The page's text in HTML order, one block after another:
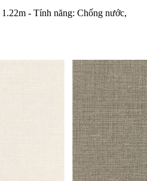
- Tính năng: Chống nước,